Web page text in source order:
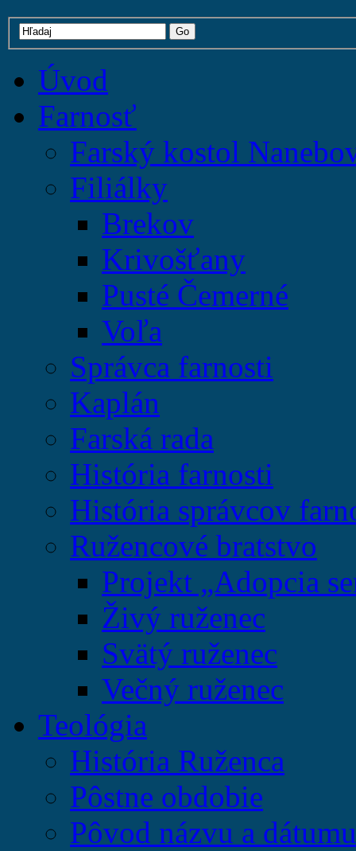
Úvod
Farnosť
Farský kostol
Filiálky
Brekov
Krivošťany
Pusté Čemerné
Voľa
Správca farnosti
Kaplán
Farská rada
História farnosti
História správcov
Ružencové bratstvo
Projekt „Adopcia
Živý ruženec
Svätý ruženec
Večný ruženec
Teológia
História Ruženca
Pôstne obdobie
Pôvod názvu a